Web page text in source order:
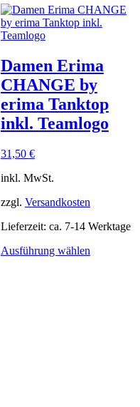
Damen Erima
CHANGE by
erima Tanktop
inkl. Teamlogo
31,50 €
inkl. MwSt.
zzgl. Versandkosten
Lieferzeit: ca. 7-14 Werktage
Ausführung wählenDieses